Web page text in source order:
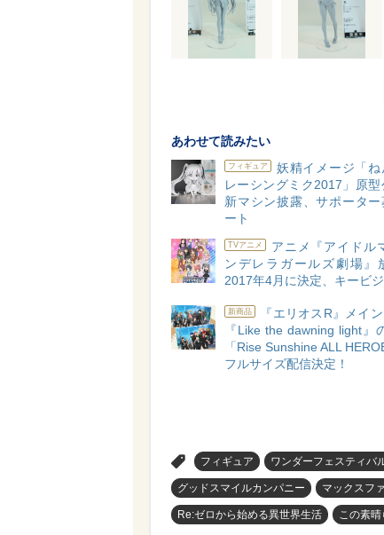
あわせて読みたい
フィギュア
妖精イメージ「
レーシングミク2017」原型
新マシン披露、サポーター
ート
TVアニメ
アニメ『アイドル
ンデレラガールズ劇場』
2017年4月に決定、キービ
新商品
『エリオスR』メイ
『Like the dawning light』
「Rise Sunshine ALL
フルサイズ配信決定！
フィギュア ワンダーフェスティバ
グッドスマイルカンパニー マックスフ
Re:ゼロから始める異世界生活 この素晴